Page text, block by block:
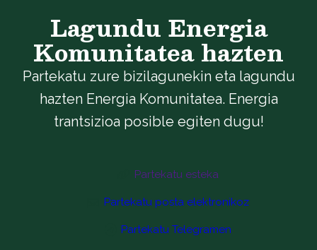
Lagundu Energia
Komunitatea hazten
Partekatu zure bizilagunekin eta lagundu
hazten Energia Komunitatea. Energia
trantsizioa posible egiten dugu!
Partekatu esteka
Partekatu posta elektronikoz
Partekatu Telegramen